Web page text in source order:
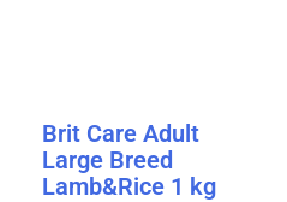
Brit Care Adult
Large Breed
Lamb&Rice 1 kg